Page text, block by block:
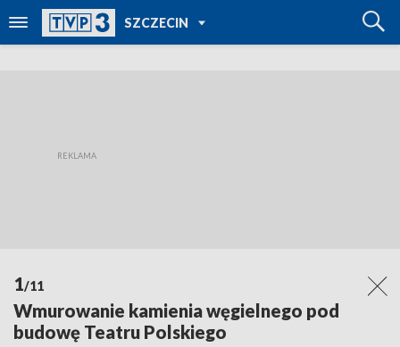
SZCZECIN
TVP REGIONY
1/11
Wmurowanie kamienia węgielnego pod
budowę Teatru Polskiego